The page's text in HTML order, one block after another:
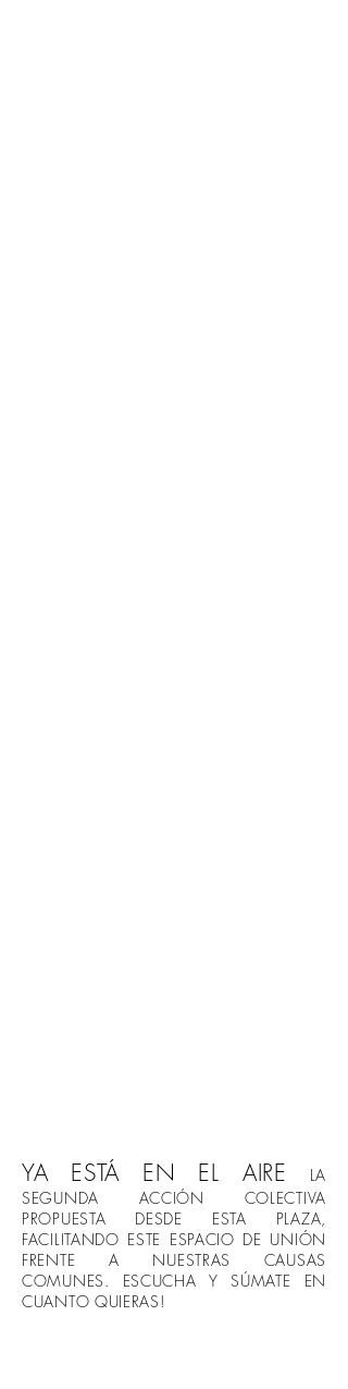
YA ESTÁ EN EL AIRE
LA
SEGUNDA ACCIÓN COLECTIVA
PROPUESTA DESDE ESTA PLAZA,
FACILITANDO ESTE ESPACIO DE UNIÓN
FRENTE A NUESTRAS CAUSAS
COMUNES. ESCUCHA Y SÚMATE EN
CUANTO QUIERAS!